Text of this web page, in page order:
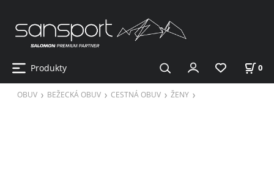
Produkty 0
OBUV BEŽECKÁ OBUV CESTNÁ OBUV ŽENY